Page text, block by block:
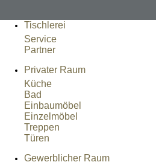
Tischlerei
Service
Partner
Privater Raum
Küche
Bad
Einbaumöbel
Einzelmöbel
Treppen
Türen
Gewerblicher Raum